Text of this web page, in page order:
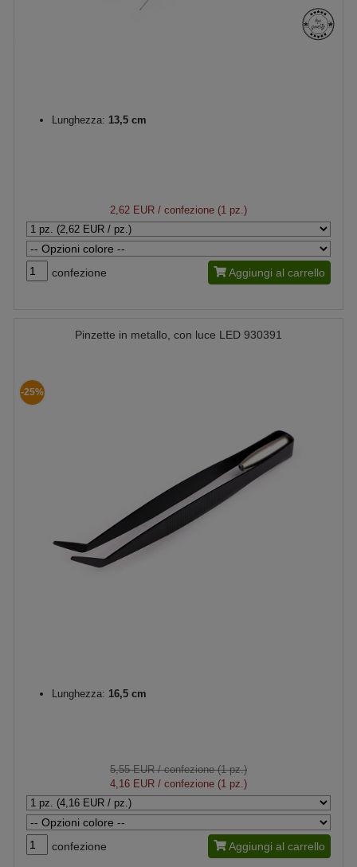
Lunghezza: 13,5 cm
2,62 EUR / confezione (1 pz.)
confezione Aggiungi al carrello
Pinzette in metallo, con luce LED 930391
-25%
Lunghezza: 16,5 cm
5,55 EUR/ confezione (1 pz.)
4,16 EUR / confezione (1 pz.)
confezione Aggiungi al carrello